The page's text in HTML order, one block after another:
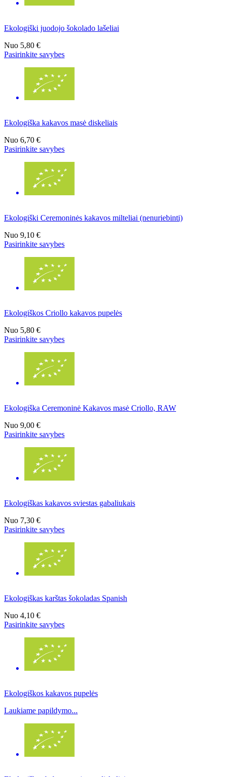
Ekologiški juodojo šokolado lašeliai
Nuo 5,80 €
Pasirinkite savybes
Ekologiška kakavos masė diskeliais
Nuo 6,70 €
Pasirinkite savybes
Ekologiški Ceremoninės kakavos milteliai (nenuriebinti)
Nuo 9,10 €
Pasirinkite savybes
Ekologiškos Criollo kakavos pupelės
Nuo 5,80 €
Pasirinkite savybes
Ekologiška Ceremoninė Kakavos masė Criollo, RAW
Nuo 9,00 €
Pasirinkite savybes
Ekologiškas kakavos sviestas gabaliukais
Nuo 7,30 €
Pasirinkite savybes
Ekologiškas karštas šokoladas Spanish
Nuo 4,10 €
Pasirinkite savybes
Ekologiškos kakavos pupelės
Laukiame papildymo...